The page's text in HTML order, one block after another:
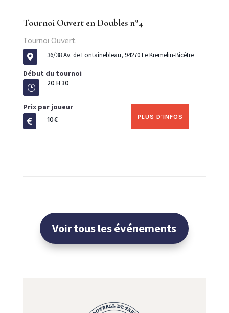
Tournoi Ouvert en Doubles n°4
Tournoi Ouvert.
 36/38 Av. de Fontainebleau, 94270 Le Kremelin-Bicêtre
Début du tournoi
} 20 H 30
Prix par joueur
 10€ PLUS D'INFOS
Voir tous les événements